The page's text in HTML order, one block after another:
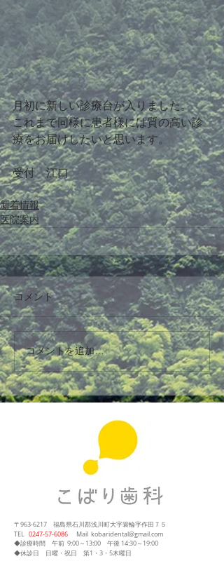
月初に新しい診療台が入りました。
これまで同様に患者様には質の高い診
療をお届けしたいと思います。
受付　江口
新着情報
医院案内
コメント
コメントを追加…
〒963-6217 福島県石川郡浅川町大字簑輪字作田７５
​TEL 0247‐57‐6086 Mail kobaridental@gmail.com
◆診療時間 午前 9:00～13:00 午後 14:30～19:00
◆休診日 日曜・祝日 第1・3・5木曜日